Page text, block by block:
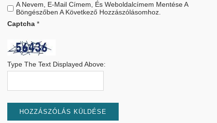
A Nevem, E-Mail Címem, És Weboldalcímem Mentése A
Böngészőben A Következő Hozzászólásomhoz.
Captcha *
Type The Text Displayed Above: